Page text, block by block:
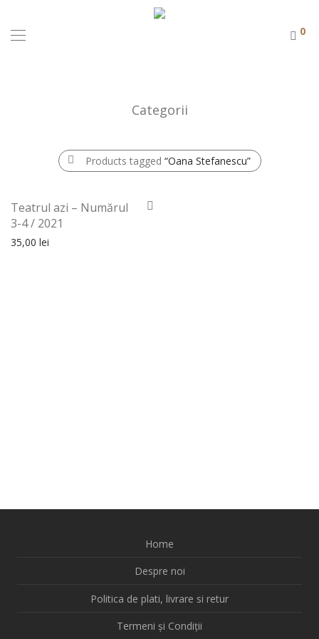
0
Categorii
Products tagged “Oana Stefanescu”
Teatrul azi – Numărul
3-4 / 2021
35,00 lei
Home
Despre noi
Politica de plati, livrare si retur
Termeni și Condiții